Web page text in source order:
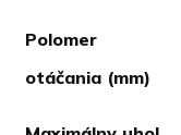
Polomer
otáčania (mm)